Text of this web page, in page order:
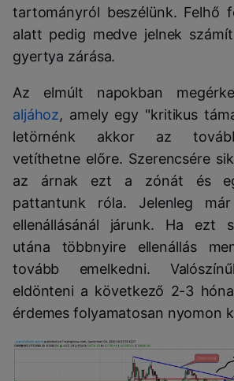
tartományról beszélünk. Felhő
alatt pedig medve jelnek
gyertya zárása.
Az elmúlt napokban
aljához, amely egy "kritikus
letörnénk akkor az
vetíthetne előre. Szerencsére
az árnak ezt a zónát és
pattantunk róla. Jelenleg
ellenállásánál járunk. Ha ezt
utána többnyire ellenállás
tovább emelkedni.
eldönteni a következő 2-3
érdemes folyamatosan nyomon